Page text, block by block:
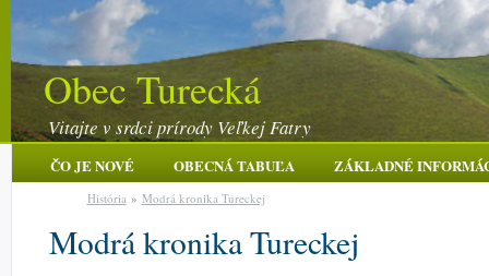
Obec Turecká
Vitajte v srdci prírody Veľkej Fatry
ČO JE NOVÉ OBECNÁ TABUĽA ZÁKLADNÉ
Modrá kronika Tureckej
História» Modrá kronika Tureckej